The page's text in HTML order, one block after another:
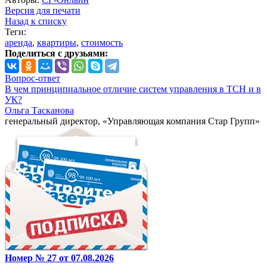
Версия для печати
Назад к списку
Теги:
аренда, квартиры, стоимость
Поделиться с друзьями:
Вопрос-ответ
В чем принципиальное отличие систем управления в ТСН и в
УК?
Ольга Тасканова
генеральный директор, «Управляющая компания Стар Групп»
Номер № 27 от 07.08.2026